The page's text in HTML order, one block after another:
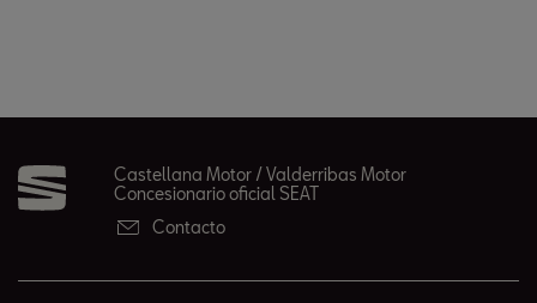
Castellana Motor / Valderribas Motor
Concesionario oficial SEAT
Contacto